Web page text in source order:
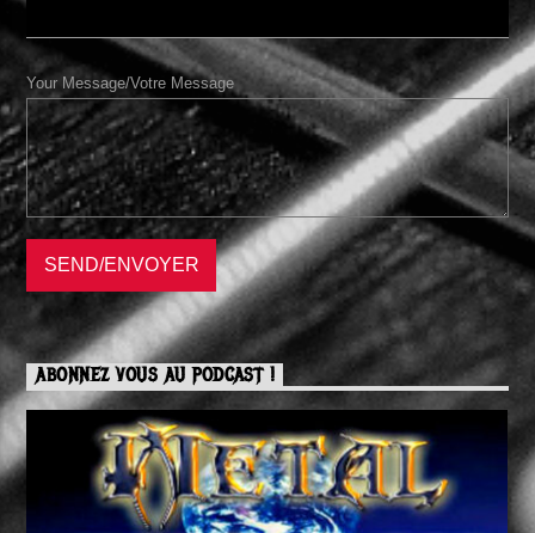
Your Message/Votre Message
ABONNEZ VOUS AU PODCAST !